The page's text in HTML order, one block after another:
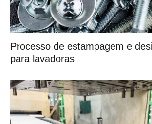
Processo de estampagem e
para lavadoras